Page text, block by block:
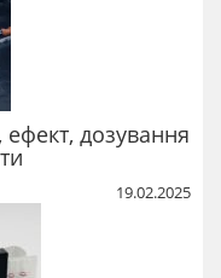
дозування
19.02.2025